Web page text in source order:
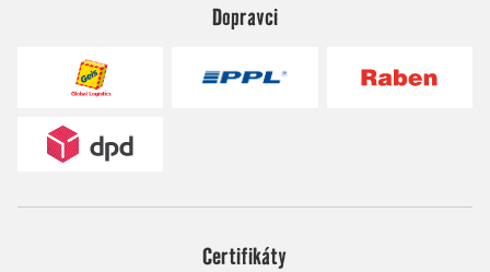
Dopravci
Certifikáty